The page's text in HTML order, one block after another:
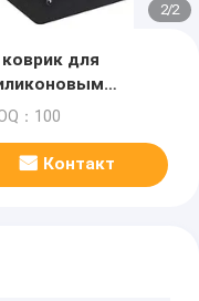
2/2
для
：100
Контакт